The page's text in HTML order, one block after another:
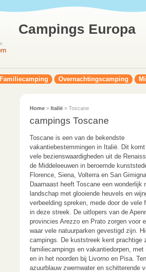
Campings Europa
Familiecamping Overnachtingscamping
Home» Italië» Toscane
campings Toscane
Toscane is een van de bekendste
vakantiebestemmingen in Italië. Dit komt
vele bezienswaardigheden uit de
de Middeleeuwen in beroemde
Florence, Siena, Volterra en San
Daarnaast heeft Toscane een wonderlijk
landschap met glooiende heuvels en
verbeelding spreken, mede door de
in deze streek. De uitlopers van de
provincies Arezzo en Prato zorgen voor
waar vele natuurparken gevestigd zijn.
campings. De kuststreek kent prachtige
familiecampings en vakantiedorpen,
en in het noorden bij Livorno en Pisa.
azuurblauw zwemwater en schitterende